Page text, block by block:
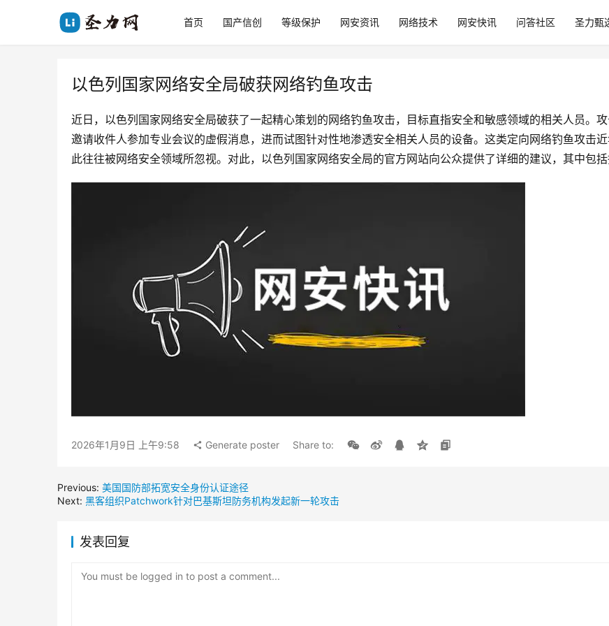
首页 国产信创 等级保护 网安资讯 网络技术 网安快讯 问答社区 圣力甄
以色列国家网络安全局破获网络钓鱼攻击
近日，以色列国家网络安全局破获了一起精心策划的网络钓鱼攻击，目标直指安全和敏感领域的相关人员。
邀请收件人参加专业会议的虚假消息，进而试图针对性地渗透安全相关人员的设备。这类定向网络钓鱼攻击
此往往被网络安全领域所忽视。对此，以色列国家网络安全局的官方网站向公众提供了详细的建议，其中包
2026年1月9日 上午9:58 Generate poster Share to:
Previous: 美国国防部拓宽安全身份认证途径
Next: 黑客组织Patchwork针对巴基斯坦防务机构发起新一轮攻击
发表回复
You must be logged in to post a comment...